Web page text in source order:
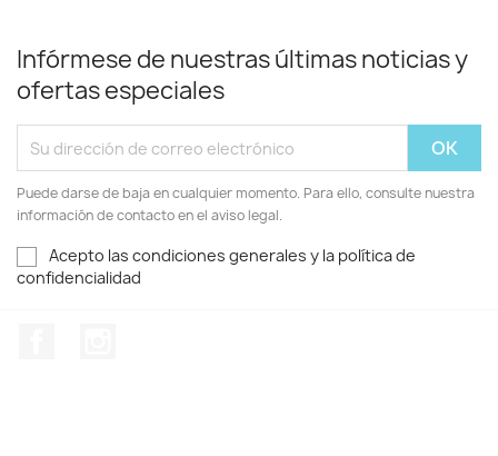
Infórmese de nuestras últimas noticias y
ofertas especiales
Puede darse de baja en cualquier momento. Para ello, consulte nuestra
información de contacto en el aviso legal.
Acepto las condiciones generales y la política de
confidencialidad